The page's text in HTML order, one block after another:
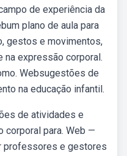
de experiência da
plano de aula para
gestos e movimentos,
na expressão corporal.
Websugestões de
na educação infantil.
de atividades e
corporal para. Web —
professores e gestores